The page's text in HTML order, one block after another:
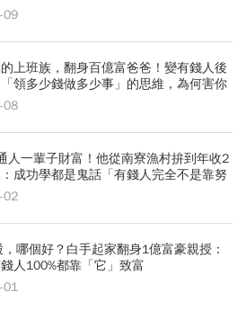
09
上班族，翻身百億富爸爸！變有錢人後
領多少錢做多少事」的思維，為何害你
08
人一輩子財富！他從南寮漁村拚到年收2
成功學都是鬼話「有錢人完全不是靠努
02
哪個好？白手起家翻身1億富豪親授：
人100%都靠「它」致富
01